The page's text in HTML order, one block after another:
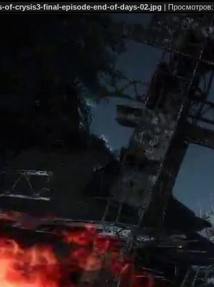
of-crysis3-final-episode-end-of-days-02.jpg | Просмотров: